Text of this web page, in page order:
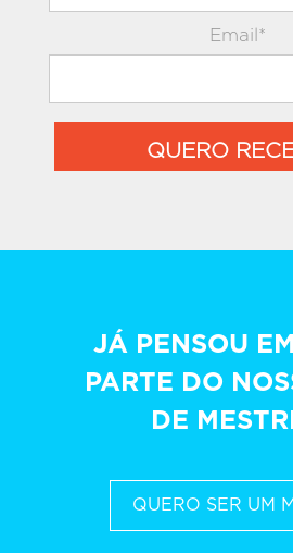
Email*
QUERO
JÁ PENSOU
PARTE DO
DE
QUERO SER UM